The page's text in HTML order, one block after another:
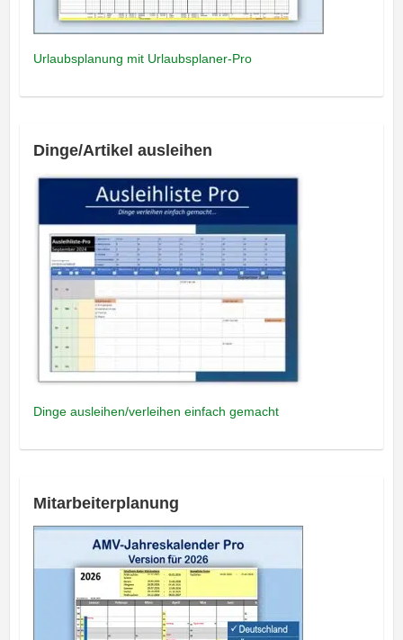
Urlaubsplanung mit Urlaubsplaner-Pro
Dinge/Artikel ausleihen
Dinge ausleihen/verleihen einfach gemacht
Mitarbeiterplanung